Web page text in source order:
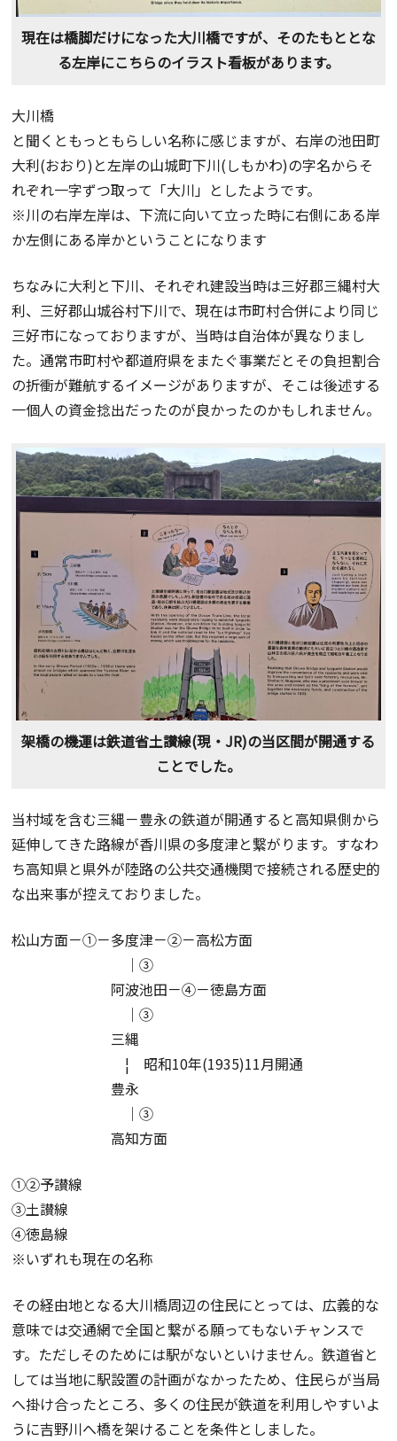
現在は橋脚だけになった大川橋ですが、そのたもととな
る左岸にこちらのイラスト看板があります。
大川橋
と聞くともっともらしい名称に感じますが、右岸の池田町
大利(おおり)と左岸の山城町下川(しもかわ)の字名からそ
れぞれ一字ずつ取って「大川」としたようです。
※川の右岸左岸は、下流に向いて立った時に右側にある岸
か左側にある岸かということになります
ちなみに大利と下川、それぞれ建設当時は三好郡三縄村大
利、三好郡山城谷村下川で、現在は市町村合併により同じ
三好市になっておりますが、当時は自治体が異なりまし
た。通常市町村や都道府県をまたぐ事業だとその負担割合
の折衝が難航するイメージがありますが、そこは後述する
一個人の資金捻出だったのが良かったのかもしれません。
架橋の機運は鉄道省土讃線(現・JR)の当区間が開通する
ことでした。
当村域を含む三縄－豊永の鉄道が開通すると高知県側から
延伸してきた路線が香川県の多度津と繋がります。すなわ
ち高知県と県外が陸路の公共交通機関で接続される歴史的
な出来事が控えておりました。
松山方面－①－多度津－②－高松方面
│③
阿波池田－④－徳島方面
│③
三縄
¦ 昭和10年(1935)11月開通
豊永
│③
高知方面
①②予讃線
③土讃線
④徳島線
※いずれも現在の名称
その経由地となる大川橋周辺の住民にとっては、広義的な
意味では交通網で全国と繋がる願ってもないチャンスで
す。ただしそのためには駅がないといけません。鉄道省と
しては当地に駅設置の計画がなかったため、住民らが当局
へ掛け合ったところ、多くの住民が鉄道を利用しやすいよ
うに吉野川へ橋を架けることを条件としました。